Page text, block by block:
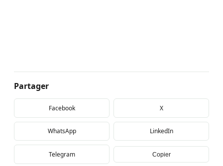
Partager
Facebook X
WhatsApp LinkedIn
Telegram Copier